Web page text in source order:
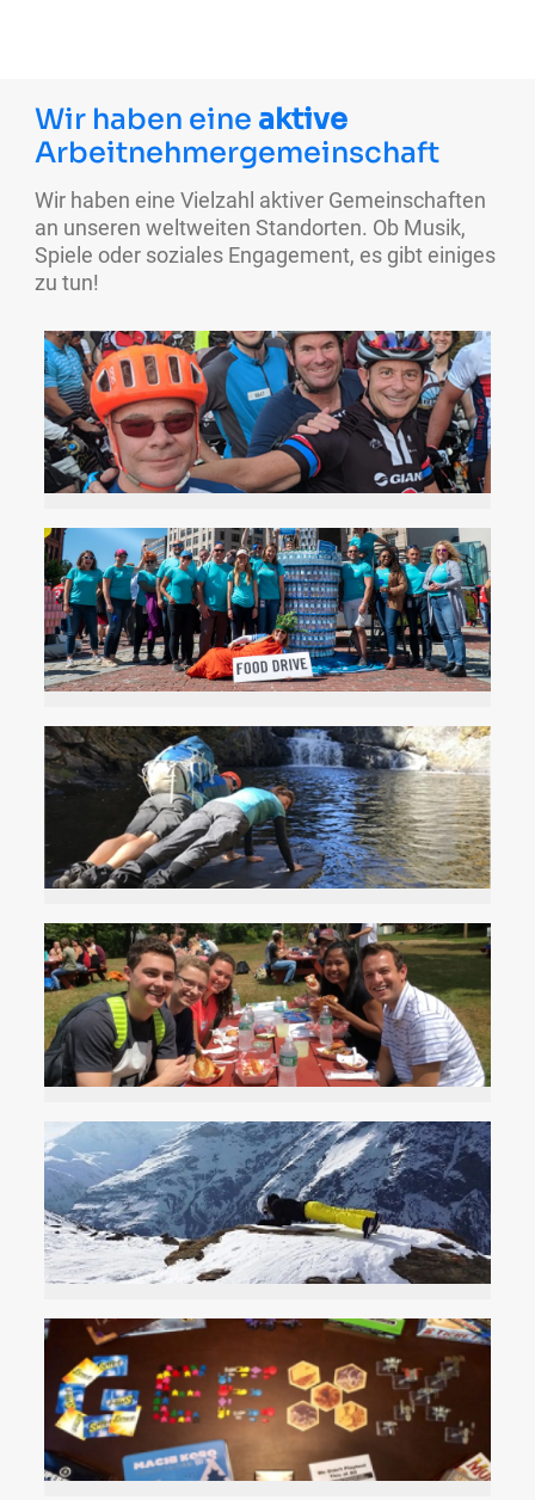
Wir haben eine aktive
Arbeitnehmergemeinschaft
Wir haben eine Vielzahl aktiver Gemeinschaften
an unseren weltweiten Standorten. Ob Musik,
Spiele oder soziales Engagement, es gibt einiges
zu tun!